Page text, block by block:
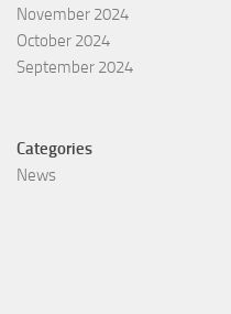
November 2024
October 2024
September 2024
Categories
News